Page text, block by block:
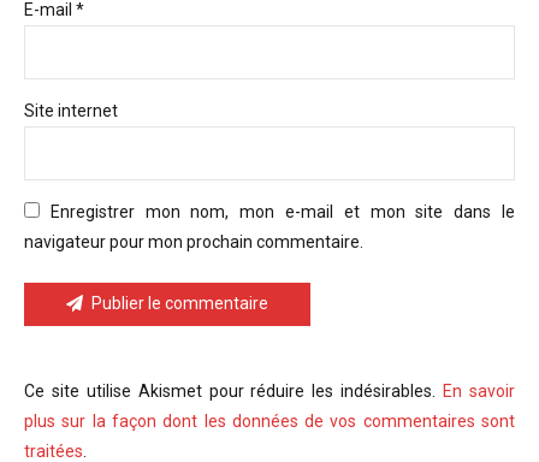
E-mail *
Site internet
Enregistrer mon nom, mon e-mail et mon site dans le
navigateur pour mon prochain commentaire.
Publier le commentaire
Ce site utilise Akismet pour réduire les indésirables.
En savoir
plus sur la façon dont les données de vos commentaires sont
traitées